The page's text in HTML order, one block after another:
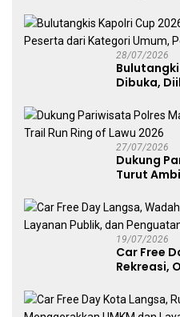
Atlet
28/07/2026
Dibuka,
27/07/2026
Dukung
Turut
19/07/2026
Car Free
Rekreasi,
UMKM